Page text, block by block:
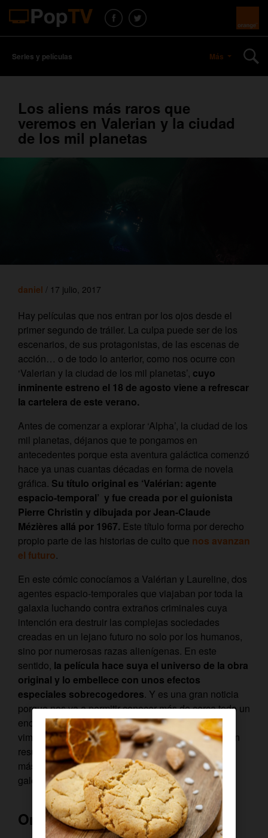
Series y películas Más
Los aliens más raros que
veremos en Valerian y la ciudad
de los mil planetas
daniel / 17 julio, 2017
Hay películas que nos entran por los ojos desde el
primer segundo de tráiler. La culpa puede ser de los
escenarios, de sus protagonistas, de las escenas de
acción… o de todo lo anterior, como nos ocurre con
‘Valerian y la ciudad de los mil planetas’, cuyo
inminente estreno el 18 de agosto viene a refrescar
la cartelera de este verano.
Antes de comenzar a explorar ‘Alpha’, la ciudad de los
mil planetas, déjanos que te pongamos en
antecedentes porque esta aventura galáctica comenzó
hace ya unas cuantas décadas en forma de novela
gráfica. Su título original es ‘Valérian: agente
espacio-temporal’ y fue creada por el guionista
Pierre Christin y dibujada por Jean-Claude
Mézières allá por 1967. Este título forma por derecho
propio parte de las historias de culto que nos avanzan
el futuro.
En este cómic conocíamos a Valérian y Laureline, dos
agentes espacio-temporales que viajaban por toda la
galaxia luchando contra extraños criminales cuya
intención era destruir las complejas sociedades
creadas en un lejano futuro no solo por los humanos,
sino por numerosas razas alienígenas. En este
sentido, la película hace suya el universo de la obra
original y lo embellece con unos efectos
especiales sobrecogedores. Y es una gran noticia
porque nos va a permitir conocer más de cerca todo un
enorme elenco de aliens, muchos de los cuales ya
vimos en el cómic original y otros tantos que pueden
resultar completamente nuevos. Descubre un poco
más a tus nuevos vecinos intergalácticos con esta
galería.
Omelites